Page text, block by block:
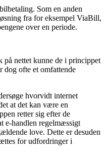
Som en anden
fra for eksempel ViaBill,
over en periode.
nettet kunne de i princippet
dog ofte et omfattende
hvorvidt internet
at det kan være en
retter sig efter de
e-handlen regelmæssigt
love. Dette er desuden
for udfordringer i